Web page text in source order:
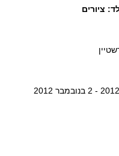
ציורים